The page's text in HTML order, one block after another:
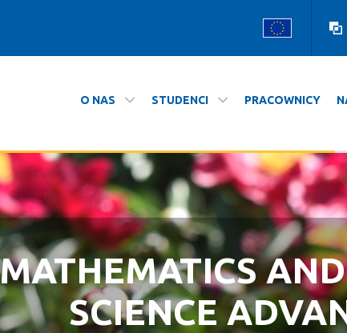
O NAS STUDENCI PRACOWNICY
MATHEMATICS
SCIENCENA